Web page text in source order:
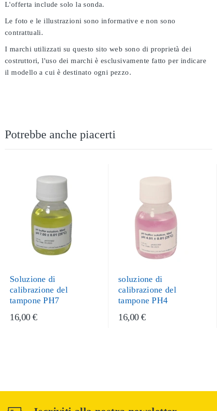
L'offerta include solo la sonda.
Le foto e le illustrazioni sono informative e non sono
contrattuali.
I marchi utilizzati su questo sito web sono di proprietà dei
costruttori, l'uso dei marchi è esclusivamente fatto per indicare
il modello a cui è destinato ogni pezzo.
Potrebbe anche piacerti
Soluzione di
calibrazione del
tampone PH7
16,00 €
soluzione di
calibrazione del
tampone PH4
16,00 €